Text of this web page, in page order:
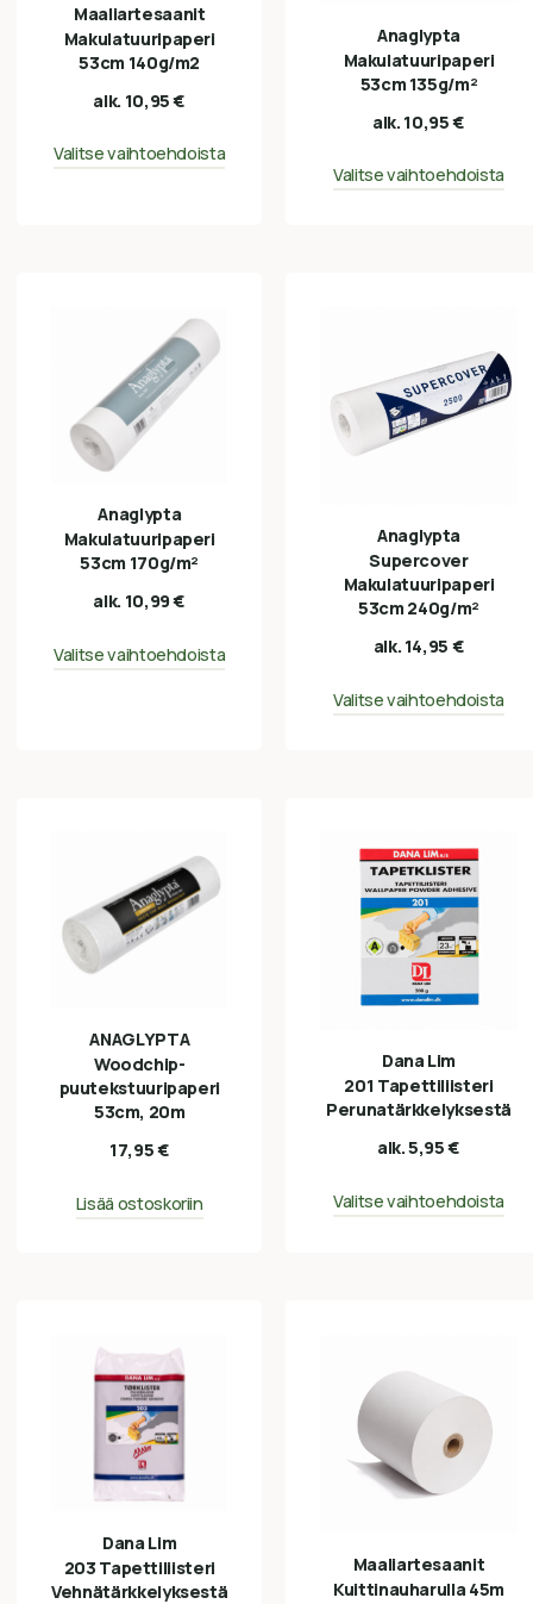
Maaliartesaanit
Makulatuuripaperi
53cm 140g/m2
alk. 10,95€
Valitse vaihtoehdoista
Anaglypta
Makulatuuripaperi
53cm 135g/m²
alk. 10,95€
Valitse vaihtoehdoista
Anaglypta
Makulatuuripaperi
53cm 170g/m²
alk. 10,99€
Valitse vaihtoehdoista
Anaglypta
Supercover
Makulatuuripaperi
53cm 240g/m²
alk. 14,95 €
Valitse vaihtoehdoista
ANAGLYPTA
Woodchip-
puutekstuuripaperi
53cm, 20m
17,95€
Lisää ostoskoriin
Dana Lim
201 Tapettiliisteri
Perunatärkkelyksestä
alk.5,95€
Valitse vaihtoehdoista
Dana Lim
203 Tapettiliisteri
Vehnätärkkelyksestä
Maaliartesaanit
Kuittinauharulla 45m